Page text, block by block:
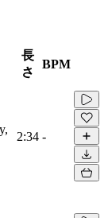
長
さ
BPM
2:34 -